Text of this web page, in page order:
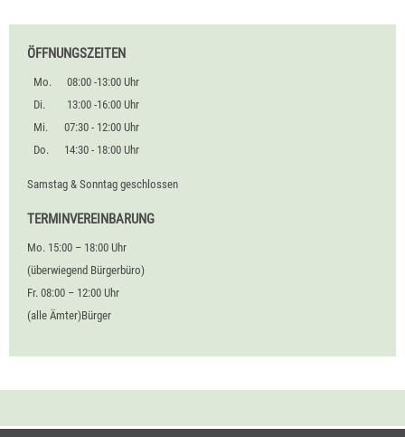
ÖFFNUNGSZEITEN
Mo.
08:00 -13:00 Uhr
Di.
13:00 -16:00 Uhr
Mi.
07:30 - 12:00 Uhr
Do.
14:30 - 18:00 Uhr
Samstag & Sonntag geschlossen
TERMINVEREINBARUNG
Mo. 15:00 – 18:00 Uhr
(überwiegend Bürgerbüro)
Fr. 08:00 – 12:00 Uhr
(alle Ämter)Bürger